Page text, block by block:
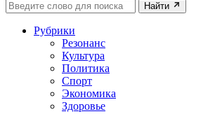
Найти
Рубрики
Резонанс
Культура
Политика
Спорт
Экономика
Здоровье